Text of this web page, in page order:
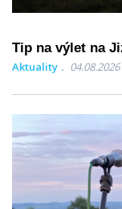
Tip na výlet na
Aktuality 04.08.2026